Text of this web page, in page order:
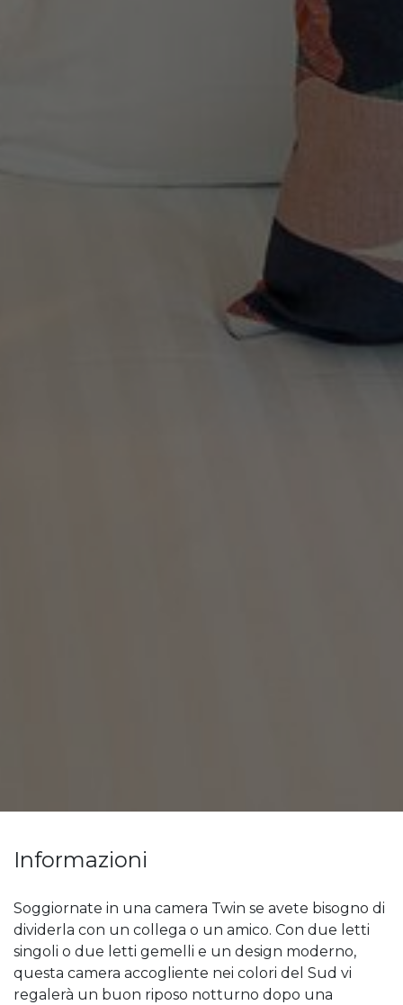
Informazioni
Soggiornate in una camera Twin se avete bisogno di
dividerla con un collega o un amico. Con due letti
singoli o due letti gemelli e un design moderno,
questa camera accogliente nei colori del Sud vi
regalerà un buon riposo notturno dopo una